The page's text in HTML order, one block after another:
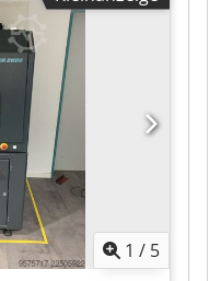
mit
wurde.
Maschinen der
und findet
in fast allen
die
Dsdpfozr Ixisx
1 / 5